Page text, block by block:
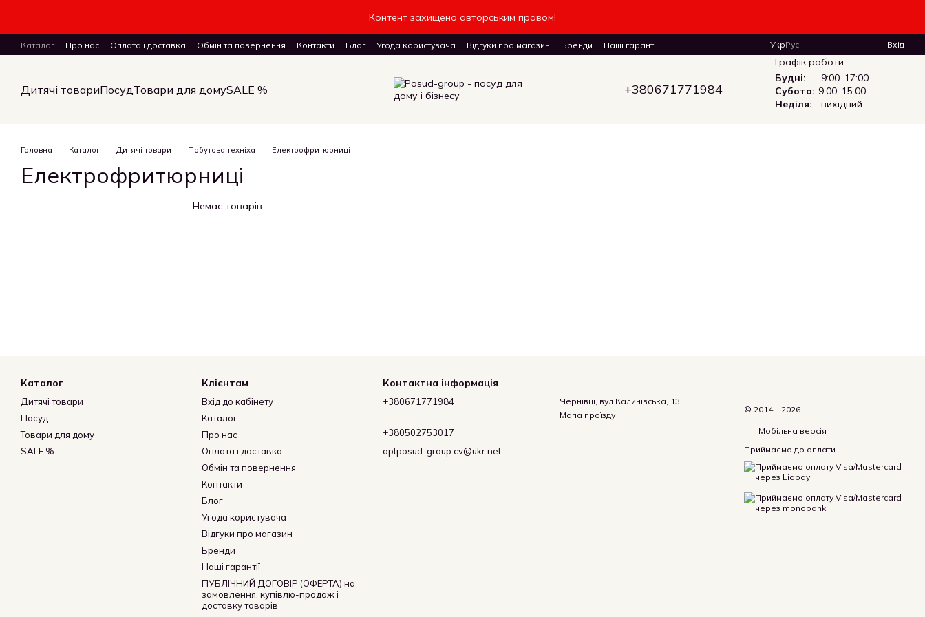
Контент захищено авторським правом!
Каталог Про нас Оплата і доставка Обмін та повернення Контакти Блог Угода користувача Відгуки про магазин Бренди
Наші гарантії
ПУБЛІЧНИЙ ДОГОВІР (ОФЕРТА) на замовлення, купівлю-продаж і доставку товарів
УкрРус Вхід
Дитячі товариПосудТовари для домуSALE % +380671771984
Графік роботи:
Будні:
9:00–17:00
Субота: 9:00–15:00
Неділя:
вихідний
Головна Каталог Дитячі товари Побутова техніха Електрофритюрниці
Електрофритюрниці
Немає товарів
Каталог
Дитячі товари
Посуд
Товари для дому
SALE %
Клієнтам
Вхід до кабінету
Каталог
Про нас
Оплата і доставка
Обмін та повернення
Контакти
Блог
Угода користувача
Відгуки про магазин
Бренди
Наші гарантії
ПУБЛІЧНИЙ ДОГОВІР (ОФЕРТА) на
замовлення, купівлю-продаж і
доставку товарів
Контактна інформація
+380671771984
+380502753017
optposud-group.cv@ukr.net
Чернівці, вул.Калинівська, 13
Мапа проїзду
© 2014—2026
Мобільна версія
Приймаємо до оплати